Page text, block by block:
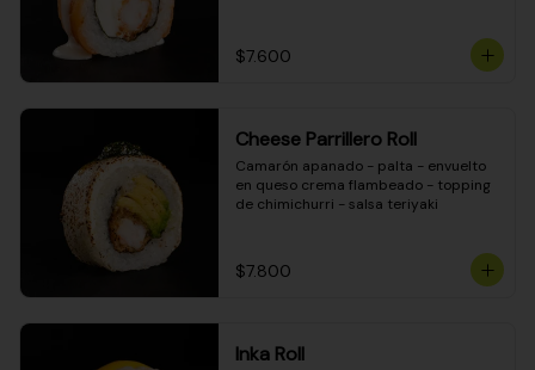
$7.600
Cheese Parrillero Roll
Camarón apanado - palta - envuelto
en queso crema flambeado - topping
de chimichurri - salsa teriyaki
$7.800
Inka Roll